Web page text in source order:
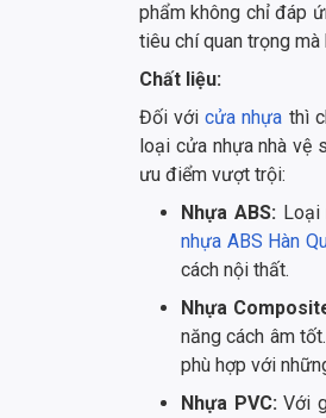
phẩm không chỉ đáp
tiêu chí quan trọng mà
Chất liệu:
Đối vớicửa nhựa thì
loại cửa nhựa nhà vệ
ưu điểm vượt trội:
Nhựa ABS:Loại
nhựa ABS Hàn
cách nội thất.
Nhựa
năng cách âm tốt.
phù hợp với
Nhựa PVC:Với